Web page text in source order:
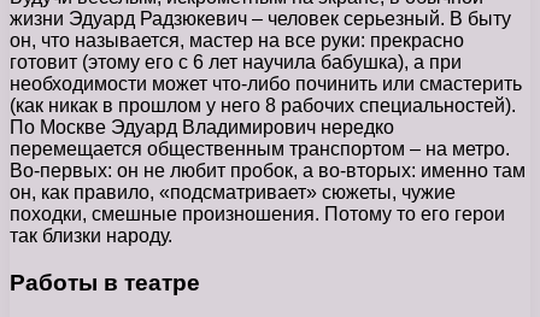
жизни Эдуард Радзюкевич – человек серьезный. В быту
он, что называется, мастер на все руки: прекрасно
готовит (этому его с 6 лет научила бабушка), а при
необходимости может что-либо починить или смастерить
(как никак в прошлом у него 8 рабочих специальностей).
По Москве Эдуард Владимирович нередко
перемещается общественным транспортом – на метро.
Во-первых: он не любит пробок, а во-вторых: именно там
он, как правило, «подсматривает» сюжеты, чужие
походки, смешные произношения. Потому то его герои
так близки народу.
Работы в театре